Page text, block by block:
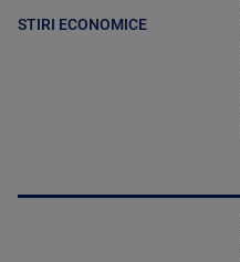
STIRI ECONOMICE